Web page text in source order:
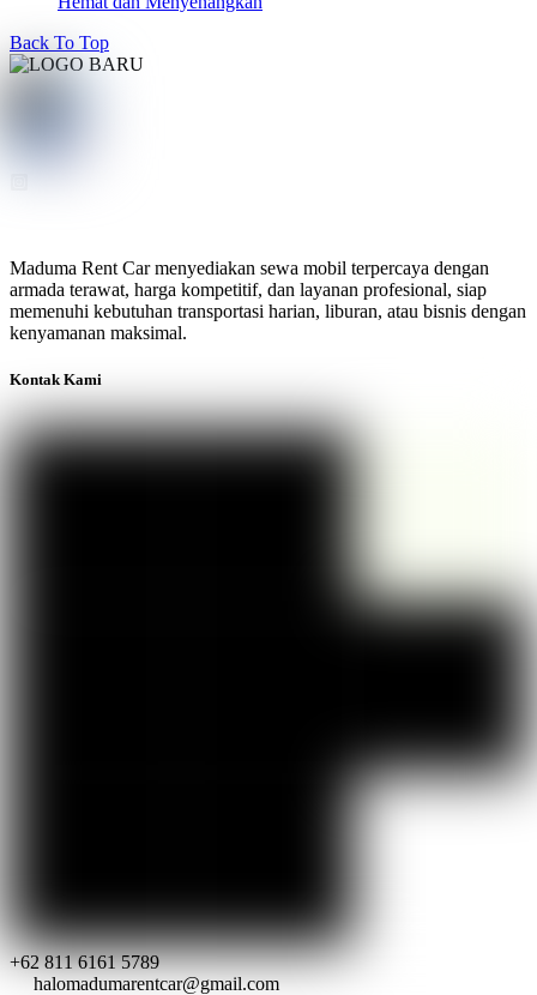
Back To Top
Maduma Rent Car menyediakan sewa mobil terpercaya dengan
armada terawat, harga kompetitif, dan layanan profesional, siap
memenuhi kebutuhan transportasi harian, liburan, atau bisnis dengan
kenyamanan maksimal.
Kontak Kami
+62 811 6161 5789
halomadumarentcar@gmail.com